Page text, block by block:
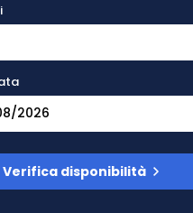
Verifica disponibilità